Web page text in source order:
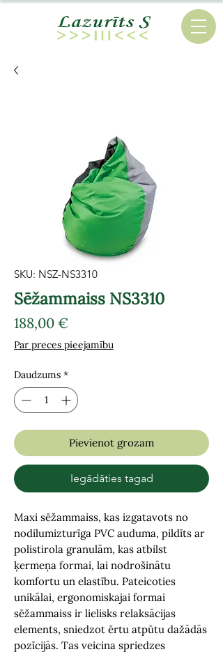
SKU: NSZ-NS3310
Sēžammaiss NS3310
188,00 €Cena
Par preces pieejamību
Daudzums *
Pievienot grozam
Iegādāties tagad
Maxi sēžammaiss, kas izgatavots no
nodilumizturīga PVC auduma, pildīts ar
polistirola granulām, kas atbilst
ķermeņa formai, lai nodrošinātu
komfortu un elastību. Pateicoties
unikālai, ergonomiskajai formai
sēžammaiss ir lielisks relaksācijas
elements, sniedzot ērtu atpūtu dažādās
pozīcijās. Tas veicina spriedzes